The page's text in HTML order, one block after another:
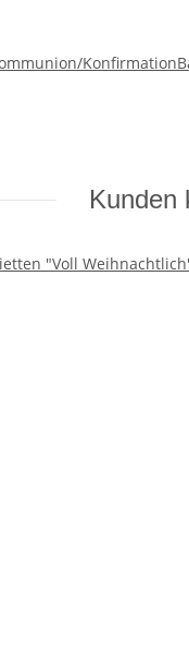
Konfirmation
Kunden